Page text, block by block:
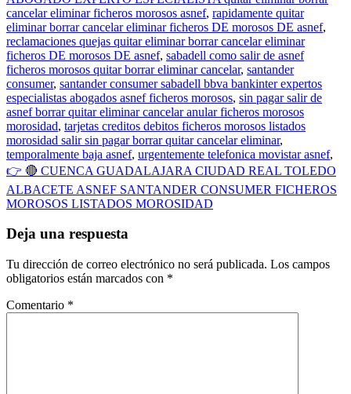
cancelar eliminar ficheros morosos asnef, rapidamente quitar
eliminar borrar cancelar eliminar ficheros DE morosos DE asnef,
reclamaciones quejas quitar eliminar borrar cancelar eliminar
ficheros DE morosos DE asnef, sabadell como salir de asnef
ficheros morosos quitar borrar eliminar cancelar, santander
consumer, santander consumer sabadell bbva bankinter expertos
especialistas abogados asnef ficheros morosos, sin pagar salir de
asnef borrar quitar eliminar cancelar anular ficheros morosos
morosidad, tarjetas creditos debitos ficheros morosos listados
morosidad salir sin pagar borrar quitar cancelar eliminar,
temporalmente baja asnef, urgentemente telefonica movistar asnef,
👉 🔴 CUENCA GUADALAJARA CIUDAD REAL TOLEDO
ALBACETE ASNEF SANTANDER CONSUMER FICHEROS
MOROSOS LISTADOS MOROSIDAD
Deja una respuesta
Tu dirección de correo electrónico no será publicada. Los campos
obligatorios están marcados con *
Comentario *